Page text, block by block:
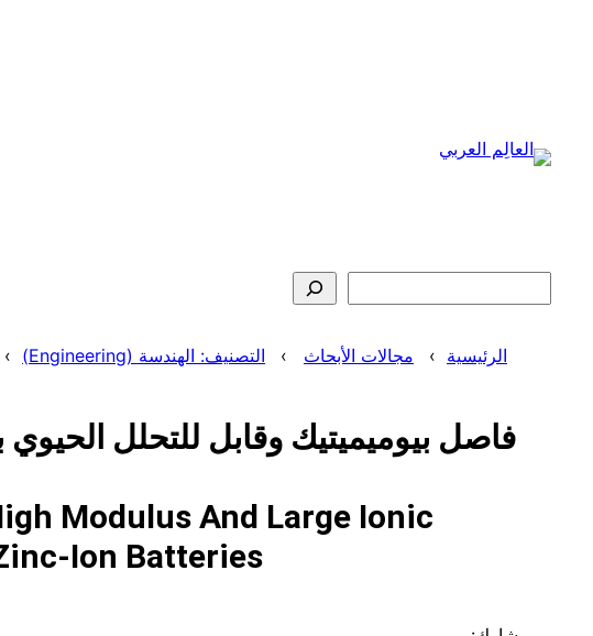
الرئيسية مجالات الأبحاث التصنيف: الهندسة (Engineering)
فاصل بيوميميتيك وقابل للتحلل الحيوي
Modulus And Large Ionic
Ion Batteries